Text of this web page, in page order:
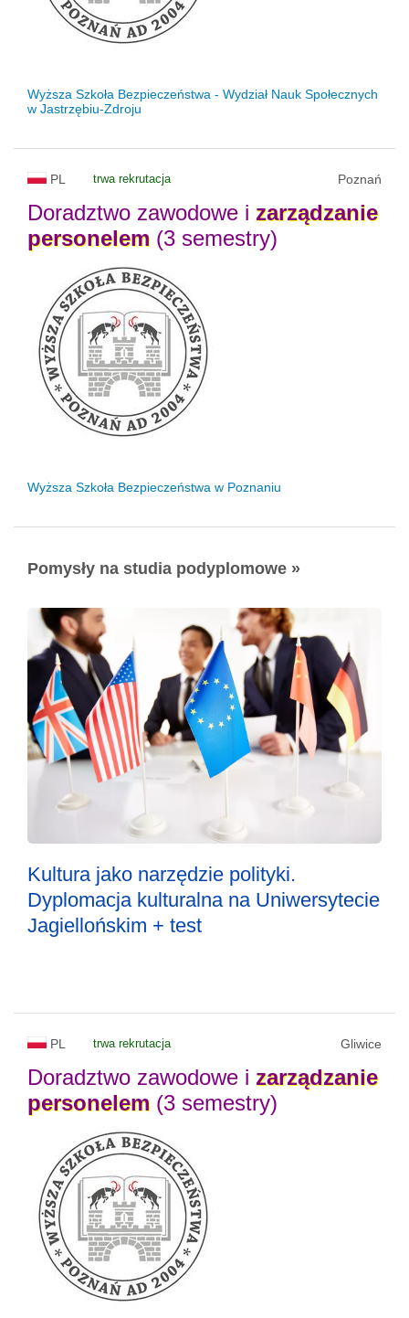
Wyższa Szkoła Bezpieczeństwa - Wydział Nauk Społecznych
w Jastrzębiu-Zdroju
PL trwa rekrutacja Poznań
Doradztwo zawodowe i zarządzanie
personelem (3 semestry)
Wyższa Szkoła Bezpieczeństwa w Poznaniu
Pomysły na studia podyplomowe »
Kultura jako narzędzie polityki.
Dyplomacja kulturalna na Uniwersytecie
Jagiellońskim + test
PL trwa rekrutacja Gliwice
Doradztwo zawodowe i zarządzanie
personelem (3 semestry)